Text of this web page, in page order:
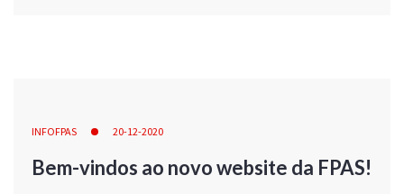
INFOFPAS 20-12-2020
Bem-vindos ao novo website da FPAS!